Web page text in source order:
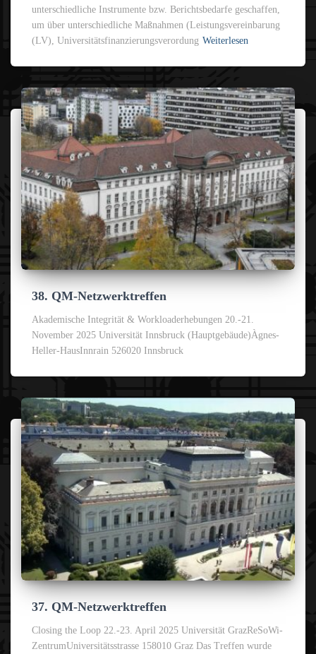
unterschiedliche Instrumente bzw. Berichtsbedarfe geschaffen,
um über unterschiedliche Maßnahmen (Leistungsvereinbarung
(LV), Universitätsfinanzierungsverordung Weiterlesen
38. QM-Netzwerktreffen
Akademische Integrität & Workloaderhebungen 20.-21.
November 2025 Universität Innsbruck (Hauptgebäude)Àgnes-
Heller-HausInnrain 526020 Innsbruck
37. QM-Netzwerktreffen
Closing the Loop 22.-23. April 2025 Universität GrazReSoWi-
ZentrumUniversitätsstrasse 158010 Graz Das Treffen wurde